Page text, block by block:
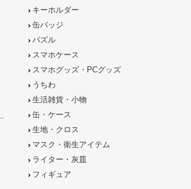
キーホルダー
缶バッジ
パズル
スマホケース
スマホグッズ・PCグッズ
うちわ
生活雑貨・小物
缶・ケース
生地・クロス
マスク・衛生アイテム
ライター・灰皿
フィギュア